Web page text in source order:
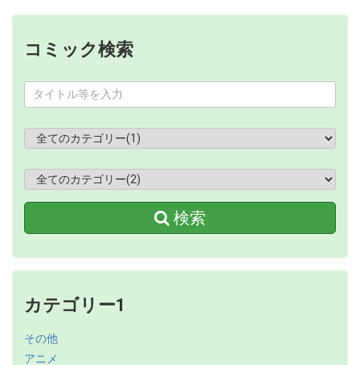
コミック検索
検索
カテゴリー1
その他
アニメ